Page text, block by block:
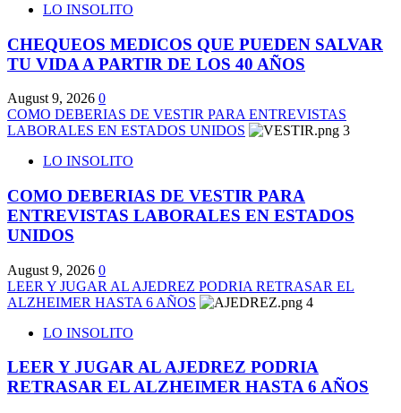
LO INSOLITO
CHEQUEOS MEDICOS QUE PUEDEN SALVAR
TU VIDA A PARTIR DE LOS 40 AÑOS
August 9, 2026 0
COMO DEBERIAS DE VESTIR PARA ENTREVISTAS
LABORALES EN ESTADOS UNIDOS
3
LO INSOLITO
COMO DEBERIAS DE VESTIR PARA
ENTREVISTAS LABORALES EN ESTADOS
UNIDOS
August 9, 2026 0
LEER Y JUGAR AL AJEDREZ PODRIA RETRASAR EL
ALZHEIMER HASTA 6 AÑOS
4
LO INSOLITO
LEER Y JUGAR AL AJEDREZ PODRIA
RETRASAR EL ALZHEIMER HASTA 6 AÑOS